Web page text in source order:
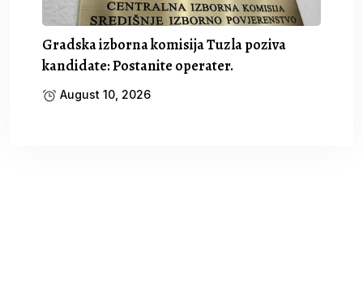
Gradska izborna komisija Tuzla poziva
kandidate: Postanite operater.
August 10, 2026